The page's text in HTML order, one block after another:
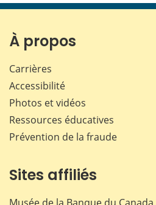
À propos
Carrières
Accessibilité
Photos et vidéos
Ressources éducatives
Prévention de la fraude
Sites affiliés